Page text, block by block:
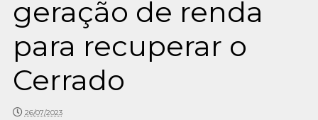
geração de renda
para recuperar o
Cerrado
26/07/2023